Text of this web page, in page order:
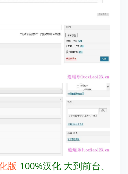
版 100%汉化 大到前台、